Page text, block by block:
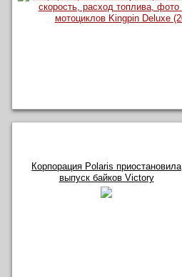
Корпорация Polaris приостановила
выпуск байков Victory